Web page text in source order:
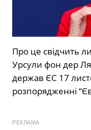
Про це свідчить
Урсули фон дер
держав ЄС 17
розпорядженні
РЕКЛАМА